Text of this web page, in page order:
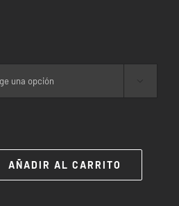
AÑADIR AL CARRITO